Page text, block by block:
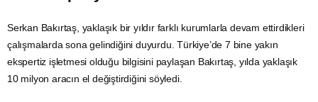
Serkan Bakırtaş, yaklaşık bir yıldır farklı kurumlarla devam ettirdikleri
çalışmalarda sona gelindiğini duyurdu. Türkiye’de 7 bine yakın
ekspertiz işletmesi olduğu bilgisini paylaşan Bakırtaş, yılda yaklaşık
10 milyon aracın el değiştirdiğini söyledi.